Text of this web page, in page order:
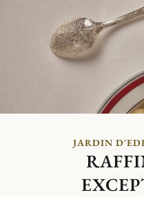
JARDIN